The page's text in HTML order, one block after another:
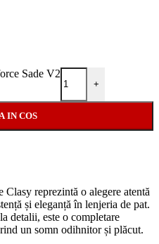
Sade V2
+
IN COS
reprezintă o alegere atentă
și eleganță în lenjeria de pat.
detalii, este o completare
un somn odihnitor și plăcut.